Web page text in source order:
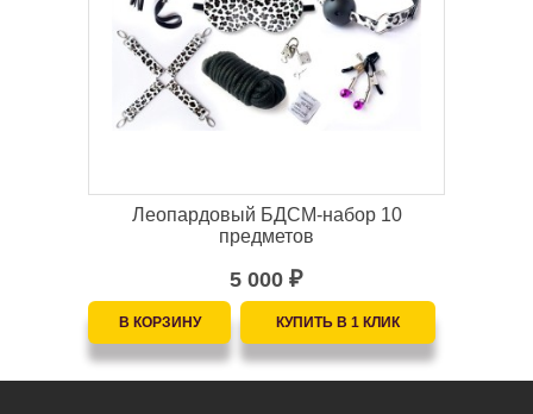
Леопардовый БДСМ-набор 10
предметов
5 000 ₽